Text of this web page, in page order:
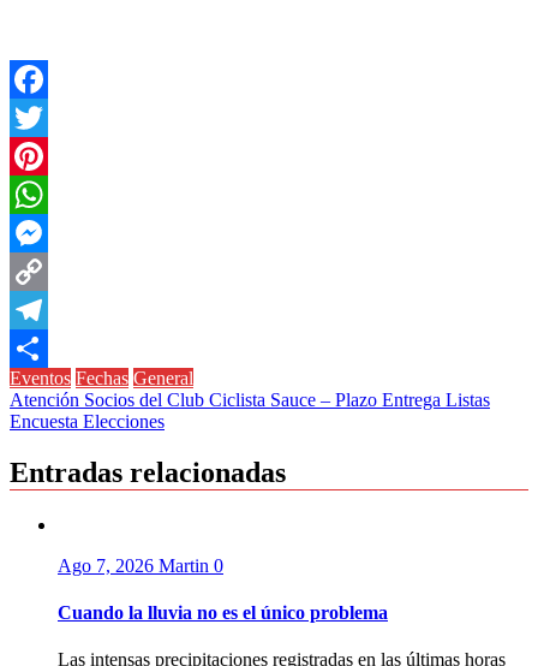
Facebook
Twitter
Pinterest
WhatsApp
Messenger
Copy
Link
Telegram
Compartir
Eventos Fechas General
Navegación
de
entradas
Atención Socios del Club Ciclista Sauce – Plazo Entrega Listas
Encuesta Elecciones
Entradas relacionadas
Ago 7, 2026 Martin 0
Cuando la lluvia no es el único problema
Las intensas precipitaciones registradas en las últimas horas